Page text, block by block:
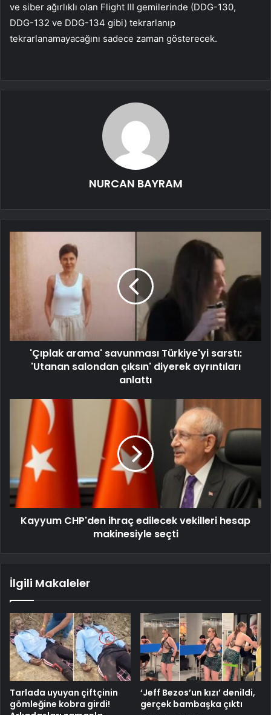
ve siber ağırlıklı olan Flight III gemilerinde (DDG-130,
DDG-132 ve DDG-134 gibi) tekrarlanıp
tekrarlanamayacağını sadece zaman gösterecek.
NURCAN BAYRAM
'Çıplak arama' savunması Türkiye'yi sarstı:
'Utanan salondan çıksın' diyerek ayrıntıları
anlattı
Kayyum CHP'den ihraç edilecek vekilleri hesap
makinesiyle seçti
İlgili Makaleler
Tarlada uyuyan çiftçinin
gömleğine kobra girdi!
‘Jeff Bezos’un kızı’ denildi,
gerçek bambaşka çıktı